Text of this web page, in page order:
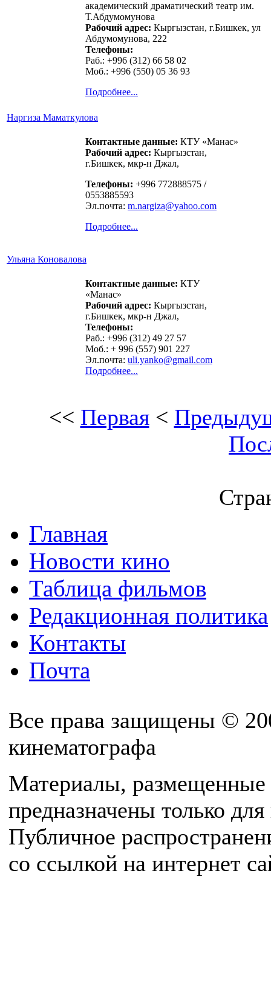
академический драматический театр им.
Т.Абдумомунова
Рабочий адрес: Кыргызстан, г.Бишкек, ул
Абдумомунова, 222
Телефоны:
Раб.: +996 (312) 66 58 02
Моб.: +996 (550) 05 36 93
Подробнее...
Наргиза Маматкулова
Контактные данные: КТУ «Манас»
Рабочий адрес: Кыргызстан,
г.Бишкек, мкр-н Джал,
Телефоны: +996 772888575 /
0553885593
Эл.почта: m.nargiza@yahoo.com
Подробнее...
Ульяна Коновалова
Контактные данные: КТУ
«Манас»
Рабочий адрес: Кыргызстан,
г.Бишкек, мкр-н Джал,
Телефоны:
Раб.: +996 (312) 49 27 57
Моб.: + 996 (557) 901 227
Эл.почта: uli.yanko@gmail.com
Подробнее...
<< Первая<
Главная
Новости кино
Таблица фильмов
Редакционная политика
Контакты
Почта
Все права защищены ©
кинематографа
Материалы, размещенные
предназначены только
Публичное
со ссылкой на интернет